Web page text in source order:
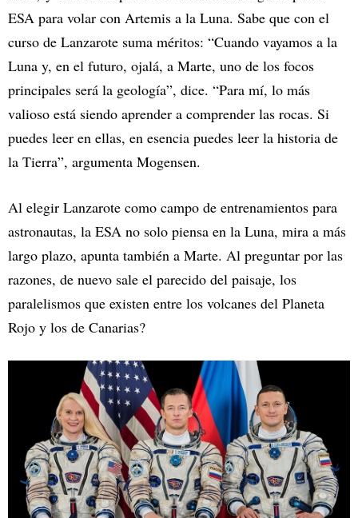
ESA para volar con Artemis a la Luna. Sabe que con el
curso de Lanzarote suma méritos: “Cuando vayamos a la
Luna y, en el futuro, ojalá, a Marte, uno de los focos
principales será la geología”, dice. “Para mí, lo más
valioso está siendo aprender a comprender las rocas. Si
puedes leer en ellas, en esencia puedes leer la historia de
la Tierra”, argumenta Mogensen.
Al elegir Lanzarote como campo de entrenamientos para
astronautas, la ESA no solo piensa en la Luna, mira a más
largo plazo, apunta también a Marte. Al preguntar por las
razones, de nuevo sale el parecido del paisaje, los
paralelismos que existen entre los volcanes del Planeta
Rojo y los de Canarias?